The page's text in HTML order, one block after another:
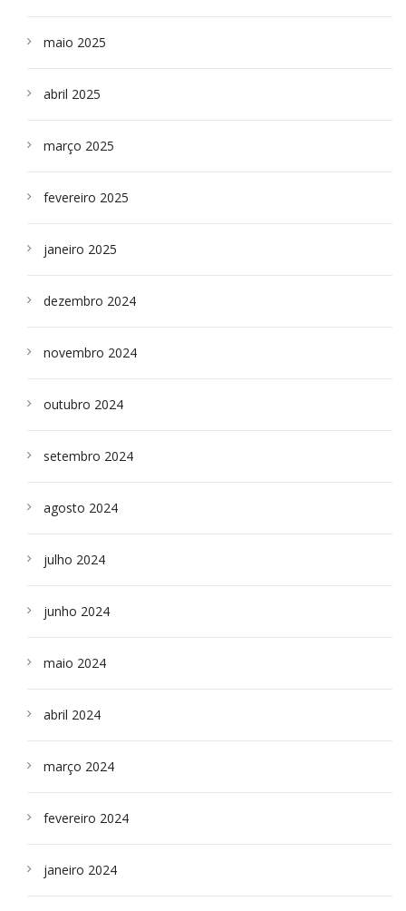
maio 2025
abril 2025
março 2025
fevereiro 2025
janeiro 2025
dezembro 2024
novembro 2024
outubro 2024
setembro 2024
agosto 2024
julho 2024
junho 2024
maio 2024
abril 2024
março 2024
fevereiro 2024
janeiro 2024